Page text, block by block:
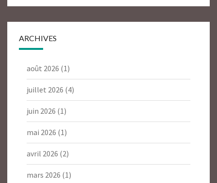
ARCHIVES
août 2026 (1)
juillet 2026 (4)
juin 2026 (1)
mai 2026 (1)
avril 2026 (2)
mars 2026 (1)